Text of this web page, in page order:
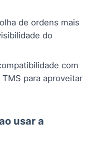
de ordens mais
do
com
para aproveitar
usar a